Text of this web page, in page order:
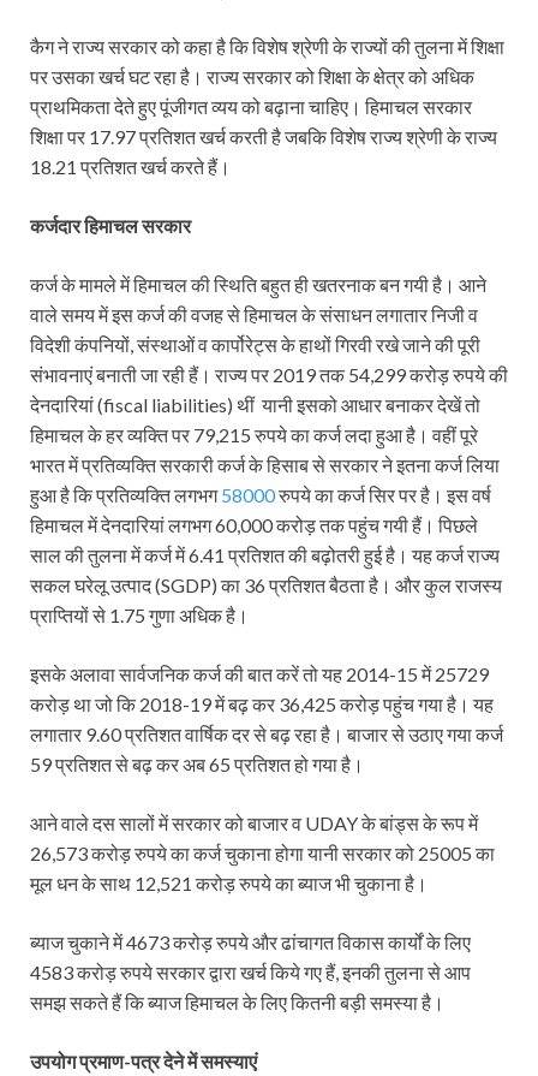
कैग ने राज्य सरकार को कहा है कि विशेष श्रेणी के राज्यों की तुलना में शिक्षा
पर उसका खर्च घट रहा है। राज्य सरकार को शिक्षा के क्षेत्र को अधिक
प्राथमिकता देते हुए पूंजीगत व्यय को बढ़ाना चाहिए। हिमाचल सरकार
शिक्षा पर 17.97 प्रतिशत खर्च करती है जबकि विशेष राज्य श्रेणी के राज्य
18.21 प्रतिशत खर्च करते हैं।
कर्जदार हिमाचल सरकार
कर्ज के मामले में हिमाचल की स्थिति बहुत ही खतरनाक बन गयी है। आने
वाले समय में इस कर्ज की वजह से हिमाचल के संसाधन लगातार निजी व
विदेशी कंपनियों, संस्थाओं व कार्पोरेट्स के हाथों गिरवी रखे जाने की पूरी
संभावनाएं बनाती जा रही हैं। राज्य पर 2019 तक 54,299 करोड़ रुपये की
देनदारियां (fiscal liabilities) थीं यानी इसको आधार बनाकर देखें तो
हिमाचल के हर व्यक्ति पर 79,215 रुपये का कर्ज लदा हुआ है। वहीं पूरे
भारत में प्रतिव्यक्ति सरकारी कर्ज के हिसाब से सरकार ने इतना कर्ज लिया
हुआ है कि प्रतिव्यक्ति लगभग58000रुपये का कर्ज सिर पर है। इस वर्ष
हिमाचल में देनदारियां लगभग 60,000 करोड़ तक पहुंच गयी हैं। पिछले
साल की तुलना में कर्ज में 6.41 प्रतिशत की बढ़ोतरी हुई है। यह कर्ज राज्य
सकल घरेलू उत्पाद (SGDP) का 36 प्रतिशत बैठता है। और कुल राजस्य
प्राप्तियों से 1.75 गुणा अधिक है।
इसके अलावा सार्वजनिक कर्ज की बात करें तो यह 2014-15 में 25729
करोड़ था जो कि 2018-19 में बढ़ कर 36,425 करोड़ पहुंच गया है। यह
लगातार 9.60 प्रतिशत वार्षिक दर से बढ़ रहा है। बाजार से उठाए गया कर्ज
59 प्रतिशत से बढ़ कर अब 65 प्रतिशत हो गया है।
आने वाले दस सालों में सरकार को बाजार व UDAY के बांड्स के रूप में
26,573 करोड़ रुपये का कर्ज चुकाना होगा यानी सरकार को 25005 का
मूल धन के साथ 12,521 करोड़ रुपये का ब्याज भी चुकाना है।
ब्याज चुकाने में 4673 करोड़ रुपये और ढांचागत विकास कार्यों के लिए
4583 करोड़ रुपये सरकार द्वारा खर्च किये गए हैं, इनकी तुलना से आप
समझ सकते हैं कि ब्याज हिमाचल के लिए कितनी बड़ी समस्या है।
उपयोग प्रमाण-पत्र देने में समस्याएं